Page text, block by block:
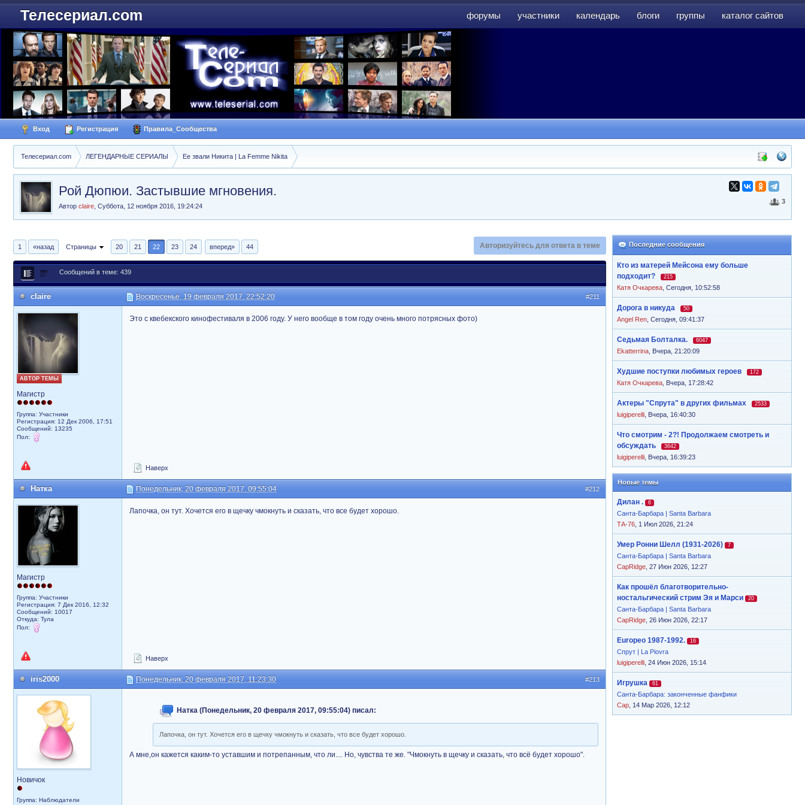
форумы участники календарь блоги группы каталог сайтов
Телесериал.com
Вход Регистрация Правила_Сообщества
Телесериал.com ЛЕГЕНДАРНЫЕ СЕРИАЛЫ Ее звали Никита | La Femme Nikita
3
Рой Дюпюи. Застывшие мгновения.
Автор claire Суббота, 12 ноября 2016, 19:24:24
Последние сообщения
Кто из матерей Мейсона ему больше
подходит?
215
Катя Очкарева Сегодня, 10:52:58
Дорога в никуда 50
Angel Ren Сегодня, 09:41:37
Седьмая Болталка. 6047
Ekatterrina Вчера, 21:20:09
Худшие поступки любимых героев 172
Катя Очкарева Вчера, 17:28:42
Актеры "Спрута" в других фильмах 2533
luigiperelli Вчера, 16:40:30
Что смотрим - 2?! Продолжаем смотреть и
обсуждать
3642
luigiperelli Вчера, 16:39:23
Новые темы
Дилан . 6
Санта-Барбара | Santa Barbara
ТА-76 , 1 Июл 2026, 21:24
Умер Ронни Шелл (1931-2026) 7
Санта-Барбара | Santa Barbara
CapRidge , 27 Июн 2026, 12:27
Как прошёл благотворительно-
ностальгический стрим Эя и Марси
20
Санта-Барбара | Santa Barbara
CapRidge , 26 Июн 2026, 22:17
Europeo 1987-1992. 16
Спрут | La Piovra
luigiperelli , 24 Июн 2026, 15:14
Игрушка 61
Санта-Барбара: законченные фанфики
Cap , 14 Мар 2026, 12:12
1 «назад Страницы 20 21 22 23 24 вперед» 44 Авторизуйтесь для ответа в теме
Сообщений в теме: 439
#211
claire Воскресенье, 19 февраля 2017, 22:52:20
АВТОР ТЕМЫ
Магистр
Группа: Участники
Регистрация: 12 Дек 2006, 17:51
Сообщений: 13235
Пол:
Это с квебекского кинофестиваля в 2006 году. У него вообще в том году очень много потрясных фото)
Наверх
#212
Натка Понедельник, 20 февраля 2017, 09:55:04
Магистр
Группа: Участники
Регистрация: 7 Дек 2016, 12:32
Сообщений: 10017
Откуда: Тула
Пол:
Лапочка, он тут. Хочется его в щечку чмокнуть и сказать, что все будет хорошо.
Наверх
#213
iris2000 Понедельник, 20 февраля 2017, 11:23:30
Новичок
Группа: Наблюдатели
Натка (Понедельник, 20 февраля 2017, 09:55:04) писал:
Лапочка, он тут. Хочется его в щечку чмокнуть и сказать, что все будет хорошо.
А мне,он кажется каким-то уставшим и потрепанным, что ли.... Но, чувства те же. "Чмокнуть в щечку и сказать, что всё будет хорошо".